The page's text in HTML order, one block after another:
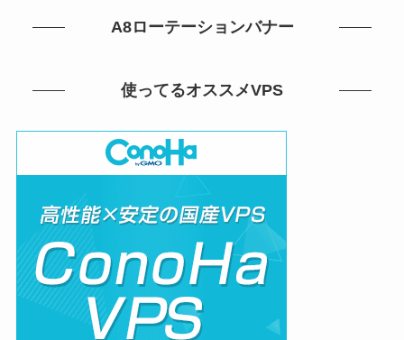
A8ローテーションバナー
使ってるオススメVPS